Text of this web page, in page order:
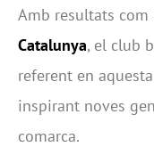
Amb resultats
Catalunya, el club
referent en
inspirant noves
comarca.